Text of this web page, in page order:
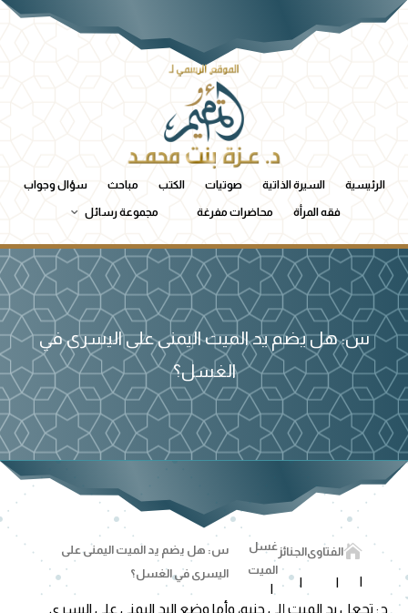
الرئيسية السيرة الذاتية صوتيات الكتب مباحث سؤال وجواب
فقه المرأة محاضرات مفرغة مجموعة رسائل
س: هل يضم يد الميت اليمنى على اليسرى في
الغسل؟
الفتاوىالجنائز غسل
الميت
س: هل يضم يد الميت اليمنى على
اليسرى في الغسل؟
ج: تجعل يد الميت إلى جنبه، وأما وضع اليد اليمنى على اليسرى